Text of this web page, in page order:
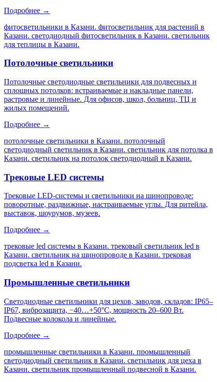
Подробнее →
фитосветильники в Казани. фитосветильник для растений в
Казани. светодиодный фитосветильник в Казани. светильник
для теплицы в Казани.
Потолочные светильники
Потолочные светодиодные светильники для подвесных и
сплошных потолков: встраиваемые и накладные панели,
растровые и линейные. Для офисов, школ, больниц, ТЦ и
жилых помещений.
Подробнее →
потолочные светильники в Казани. потолочный
светодиодный светильник в Казани. светильник для потолка в
Казани. светильник на потолок светодиодный в Казани.
Трековые LED системы
Трековые LED-системы и светильники на шинопроводе:
поворотные, раздвижные, настраиваемые углы. Для ритейла,
выставок, шоурумов, музеев.
Подробнее →
трековые led системы в Казани. трековый светильник led в
Казани. светильник на шинопроводе в Казани. трековая
подсветка led в Казани.
Промышленные светильники
Светодиодные светильники для цехов, заводов, складов: IP65–
IP67, виброзащита, −40…+50°C, мощность 20–600 Вт.
Подвесные колокола и линейные.
Подробнее →
промышленные светильники в Казани. промышленный
светодиодный светильник в Казани. светильник для цеха в
Казани. светильник промышленный подвесной в Казани.